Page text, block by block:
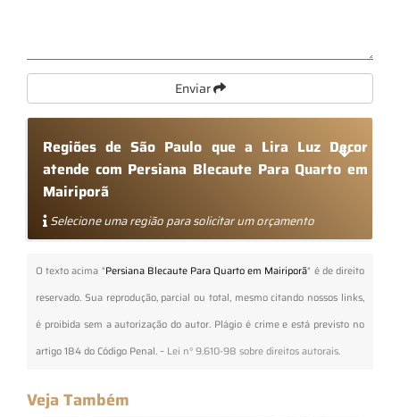
Enviar
Regiões de São Paulo que a Lira Luz Decor
atende com Persiana Blecaute Para Quarto em
Mairiporã
Selecione uma região para solicitar um orçamento
O texto acima "Persiana Blecaute Para Quarto em Mairiporã" é de direito
reservado. Sua reprodução, parcial ou total, mesmo citando nossos links,
é proibida sem a autorização do autor. Plágio é crime e está previsto no
artigo 184 do Código Penal. – Lei n° 9.610-98 sobre direitos autorais.
Veja Também